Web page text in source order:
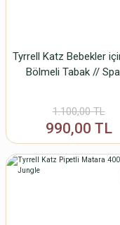
Tyrrell Katz Bebekler
Bölmeli Tabak //
1.100,00 TL
990,00 TL